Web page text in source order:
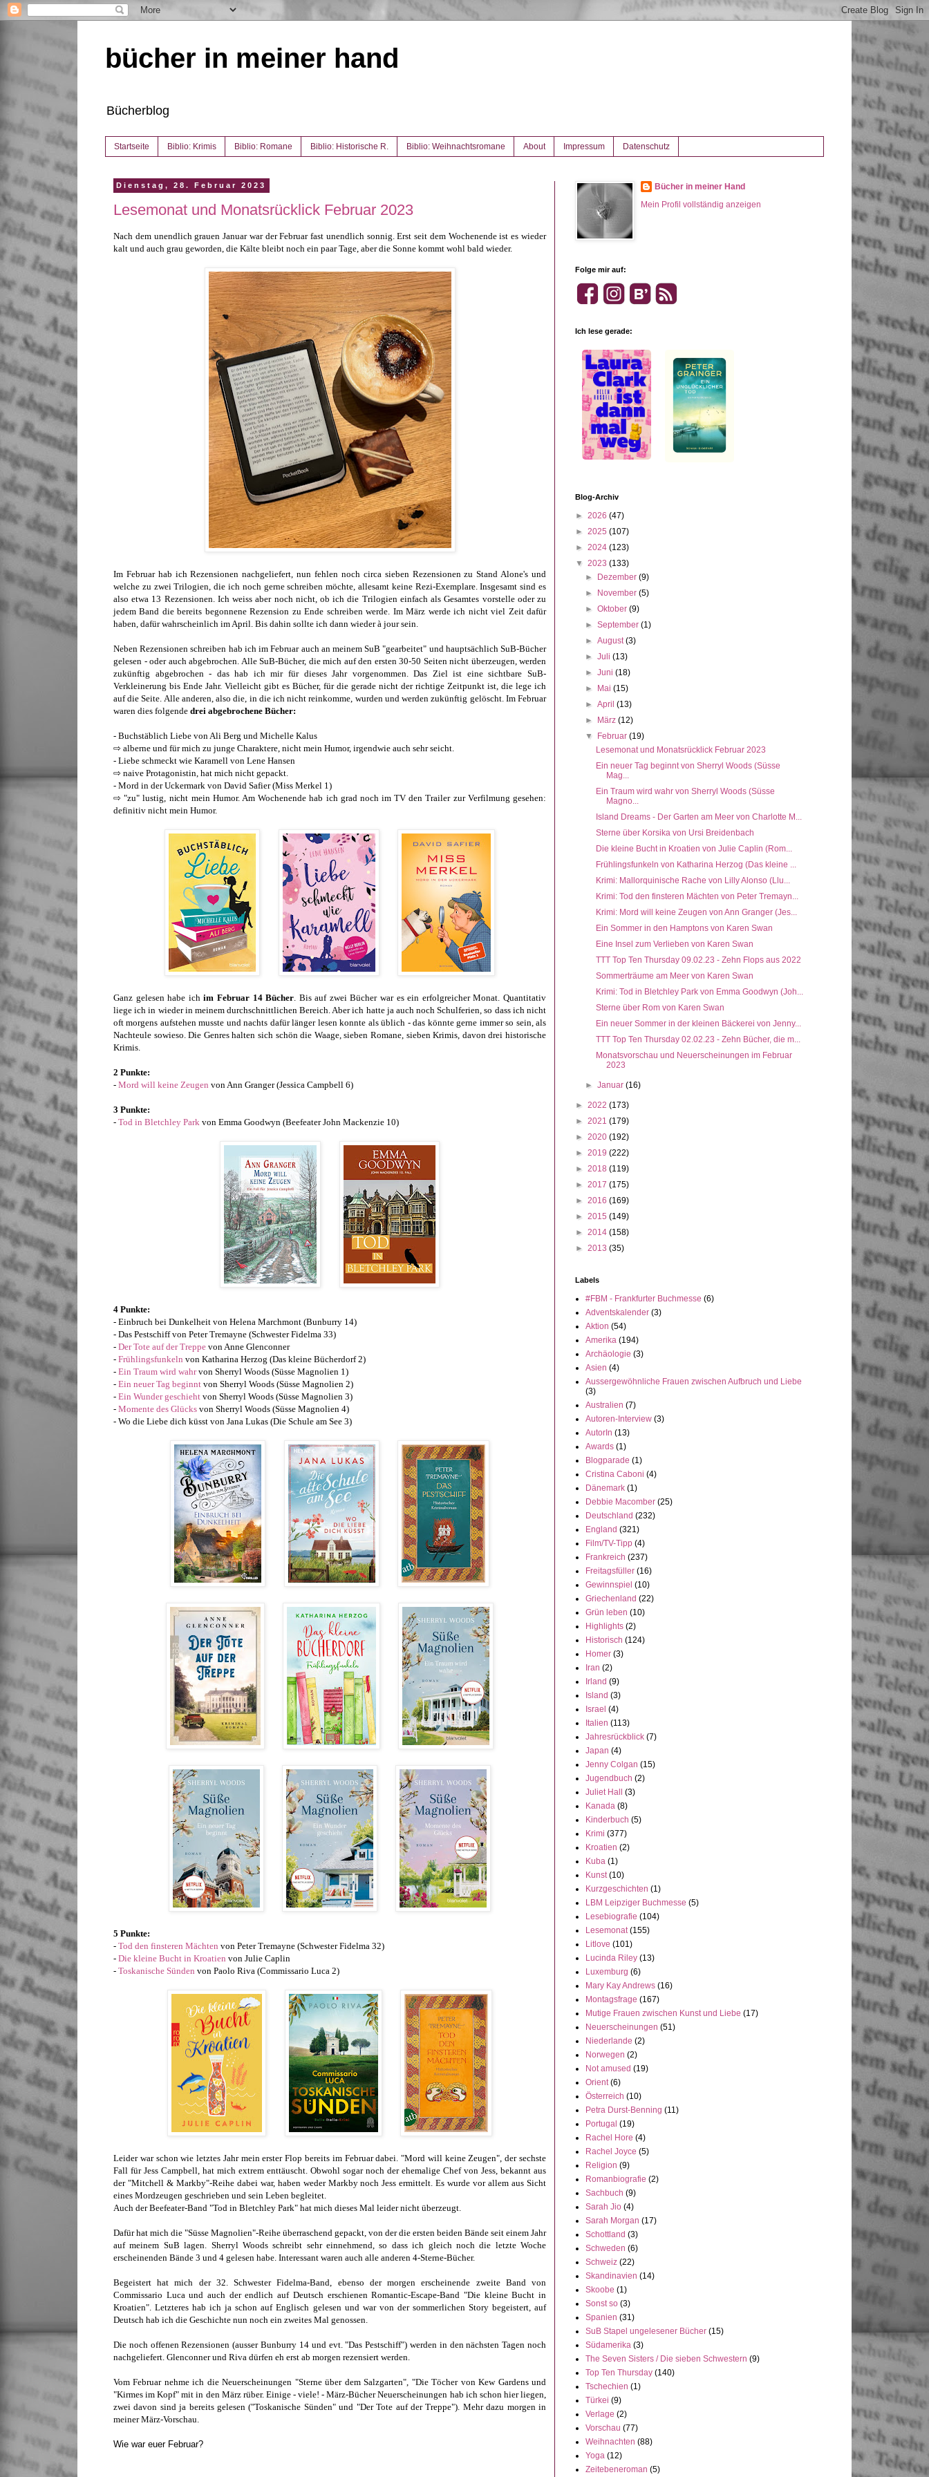
bücher in meiner hand
Bücherblog
Startseite Biblio: Krimis Biblio: Romane Biblio: Historische R. Biblio: Weihnachtsromane About Impressum Datenschutz
Dienstag, 28. Februar 2023
Lesemonat und Monatsrücklick Februar 2023
Nach dem unendlich grauen Januar war der Februar fast unendlich sonnig. Erst seit dem Wochenende ist es wieder
kalt und auch grau geworden, die Kälte bleibt noch ein paar Tage, aber die Sonne kommt wohl bald wieder.
Im Februar hab ich Rezensionen nachgeliefert, nun fehlen noch circa sieben Rezensionen zu Stand Alone's und
welche zu zwei Trilogien, die ich noch gerne schreiben möchte, allesamt keine Rezi-Exemplare. Insgesamt sind es
also etwa 13 Rezensionen. Ich weiss aber noch nicht, ob ich die Trilogien einfach als Gesamtes vorstelle oder zu
jedem Band die bereits begonnene Rezension zu Ende schreiben werde. Im März werde ich nicht viel Zeit dafür
haben, dafür wahrscheinlich im April. Bis dahin sollte ich dann wieder à jour sein.
Neben Rezensionen schreiben hab ich im Februar auch an meinem SuB "gearbeitet" und hauptsächlich SuB-Bücher
gelesen - oder auch abgebrochen. Alle SuB-Bücher, die mich auf den ersten 30-50 Seiten nicht überzeugen, werden
zukünftig abgebrochen - das hab ich mir für dieses Jahr vorgenommen. Das Ziel ist eine sichtbare SuB-
Verkleinerung bis Ende Jahr. Vielleicht gibt es Bücher, für die gerade nicht der richtige Zeitpunkt ist, die lege ich
auf die Seite. Alle anderen, also die, in die ich nicht reinkomme, wurden und werden zukünftig gelöscht. Im Februar
waren dies folgende drei abgebrochene Bücher:
- Buchstäblich Liebe von Ali Berg und Michelle Kalus
⇨ alberne und für mich zu junge Charaktere, nicht mein Humor, irgendwie auch sehr seicht.
- Liebe schmeckt wie Karamell von Lene Hansen
⇨ naive Protagonistin, hat mich nicht gepackt.
- Mord in der Uckermark von David Safier (Miss Merkel 1)
⇨ "zu" lustig, nicht mein Humor. Am Wochenende hab ich grad noch im TV den Trailer zur Verfilmung gesehen:
definitiv nicht mein Humor.
Ganz gelesen habe ichim Februar 14 Bücher. Bis auf zwei Bücher war es ein erfolgreicher Monat. Quantitativ
liege ich in wieder in meinem durchschnittlichen Bereich. Aber ich hatte ja auch noch Schulferien, so dass ich nicht
oft morgens aufstehen musste und nachts dafür länger lesen konnte als üblich - das könnte gerne immer so sein, als
Nachteule sowieso. Die Genres halten sich schön die Waage, sieben Romane, sieben Krimis, davon drei historische
Krimis.
2 Punkte:
- Mord will keine Zeugen von Ann Granger (Jessica Campbell 6)
3 Punkte:
- Tod in Bletchley Park von Emma Goodwyn (Beefeater John Mackenzie 10)
4 Punkte:
- Einbruch bei Dunkelheit von Helena Marchmont (Bunburry 14)
- Das Pestschiff von Peter Tremayne (Schwester Fidelma 33)
- Der Tote auf der Treppe von Anne Glenconner
- Frühlingsfunkeln von Katharina Herzog (Das kleine Bücherdorf 2)
- Ein Traum wird wahrvon Sherryl Woods (Süsse Magnolien 1)
- Ein neuer Tag beginnt von Sherryl Woods (Süsse Magnolien 2)
- Ein Wunder geschieht von Sherryl Woods (Süsse Magnolien 3)
- Momente des Glücks von Sherryl Woods (Süsse Magnolien 4)
- Wo die Liebe dich küsst von Jana Lukas (Die Schule am See 3)
5 Punkte:
- Tod den finsteren Mächten von Peter Tremayne (Schwester Fidelma 32)
- Die kleine Bucht in Kroatien von Julie Caplin
- Toskanische Sünden von Paolo Riva (Commissario Luca 2)
Leider war schon wie letztes Jahr mein erster Flop bereits im Februar dabei. "Mord will keine Zeugen", der sechste
Fall für Jess Campbell, hat mich extrem enttäuscht. Obwohl sogar noch der ehemalige Chef von Jess, bekannt aus
der "Mitchell & Markby"-Reihe dabei war, haben weder Markby noch Jess ermittelt. Es wurde vor allem aus Sicht
eines Mordzeugen geschrieben und sein Leben begleitet.
Auch der Beefeater-Band "Tod in Bletchley Park" hat mich dieses Mal leider nicht überzeugt.
Dafür hat mich die "Süsse Magnolien"-Reihe überraschend gepackt, von der die ersten beiden Bände seit einem Jahr
auf meinem SuB lagen. Sherryl Woods schreibt sehr einnehmend, so dass ich gleich noch die letzte Woche
erscheinenden Bände 3 und 4 gelesen habe. Interessant waren auch alle anderen 4-Sterne-Bücher.
Begeistert hat mich der 32. Schwester Fidelma-Band, ebenso der morgen erscheinende zweite Band von
Commissario Luca und auch der endlich auf Deutsch erschienen Romantic-Escape-Band "Die kleine Bucht in
Kroatien". Letzteres hab ich ja schon auf Englisch gelesen und war von der sommerlichen Story begeistert, auf
Deutsch hab ich die Geschichte nun noch ein zweites Mal genossen.
Die noch offenen Rezensionen (ausser Bunburry 14 und evt. "Das Pestschiff") werden in den nächsten Tagen noch
nachgeliefert. Glenconner und Riva dürfen eh erst ab morgen rezensiert werden.
Vom Februar nehme ich die Neuerscheinungen "Sterne über dem Salzgarten", "Die Töcher von Kew Gardens und
"Kirmes im Kopf" mit in den März rüber. Einige - viele! - März-Bücher Neuerscheinungen hab ich schon hier liegen,
zwei davon sind ja bereits gelesen ("Toskanische Sünden" und "Der Tote auf der Treppe"). Mehr dazu morgen in
meiner März-Vorschau.
Wie war euer Februar?
Bücher in meiner Hand
Mein Profil vollständig anzeigen
Folge mir auf:
Ich lese gerade:
Blog-Archiv
► 2026 (47)
► 2025 (107)
► 2024 (123)
▼ 2023 (133)
►
Dezember(9)
►
November(5)
►Oktober(9)
►September(1)
►August(3)
►Juli(13)
►Juni(18)
►
Mai(15)
►April(13)
►
März(12)
▼
Februar(19)
Lesemonat und Monatsrücklick Februar 2023
Ein neuer Tag beginnt von Sherryl Woods (Süsse
Mag...
Ein Traum wird wahr von Sherryl Woods (Süsse
Magno...
Island Dreams - Der Garten am Meer von Charlotte M...
Sterne über Korsika von Ursi Breidenbach
Die kleine Bucht in Kroatien von Julie Caplin (Rom...
Frühlingsfunkeln von Katharina Herzog (Das kleine ...
Krimi: Mallorquinische Rache von Lilly Alonso (Llu...
Krimi: Tod den finsteren Mächten von Peter Tremayn...
Krimi: Mord will keine Zeugen von Ann Granger (Jes...
Ein Sommer in den Hamptons von Karen Swan
Eine Insel zum Verlieben von Karen Swan
TTT Top Ten Thursday 09.02.23 - Zehn Flops aus 2022
Sommerträume am Meer von Karen Swan
Krimi: Tod in Bletchley Park von Emma Goodwyn (Joh...
Sterne über Rom von Karen Swan
Ein neuer Sommer in der kleinen Bäckerei von Jenny...
TTT Top Ten Thursday 02.02.23 - Zehn Bücher, die m...
Monatsvorschau und Neuerscheinungen im Februar
2023
►Januar(16)
► 2022 (173)
► 2021 (179)
► 2020 (192)
► 2019 (222)
► 2018 (119)
► 2017 (175)
► 2016 (169)
► 2015 (149)
► 2014 (158)
► 2013 (35)
Labels
#FBM - Frankfurter Buchmesse (6)
Adventskalender (3)
Aktion (54)
Amerika (194)
Archäologie (3)
Asien (4)
Aussergewöhnliche Frauen zwischen Aufbruch und Liebe
(3)
Australien (7)
Autoren-Interview (3)
AutorIn (13)
Awards (1)
Blogparade (1)
Cristina Caboni (4)
Dänemark (1)
Debbie Macomber (25)
Deutschland (232)
England (321)
Film/TV-Tipp (4)
Frankreich (237)
Freitagsfüller (16)
Gewinnspiel (10)
Griechenland (22)
Grün leben (10)
Highlights (2)
Historisch (124)
Homer (3)
Iran (2)
Irland (9)
Island (3)
Israel (4)
Italien (113)
Jahresrückblick (7)
Japan (4)
Jenny Colgan (15)
Jugendbuch (2)
Juliet Hall
(3)
Kanada (8)
Kinderbuch (5)
Krimi (377)
Kroatien (2)
Kuba (1)
Kunst (10)
Kurzgeschichten (1)
LBM Leipziger Buchmesse (5)
Lesebiografie (104)
Lesemonat (155)
Litlove (101)
Lucinda Riley (13)
Luxemburg (6)
Mary Kay Andrews (16)
Montagsfrage (167)
Mutige Frauen zwischen Kunst und Liebe (17)
Neuerscheinungen (51)
Niederlande (2)
Norwegen (2)
Not amused (19)
Orient (6)
Österreich (10)
Petra Durst-Benning (11)
Portugal (19)
Rachel Hore (4)
Rachel Joyce (5)
Religion (9)
Romanbiografie (2)
Sachbuch (9)
Sarah Jio (4)
Sarah Morgan (17)
Schottland (3)
Schweden (6)
Schweiz (22)
Skandinavien (14)
Skoobe (1)
Sonst so (3)
Spanien (31)
SuB Stapel ungelesener Bücher (15)
Südamerika (3)
The Seven Sisters / Die sieben Schwestern (9)
Top Ten Thursday (140)
Tschechien (1)
Türkei (9)
Verlage (2)
Vorschau (77)
Weihnachten (88)
Yoga (12)
Zeitebeneroman (5)